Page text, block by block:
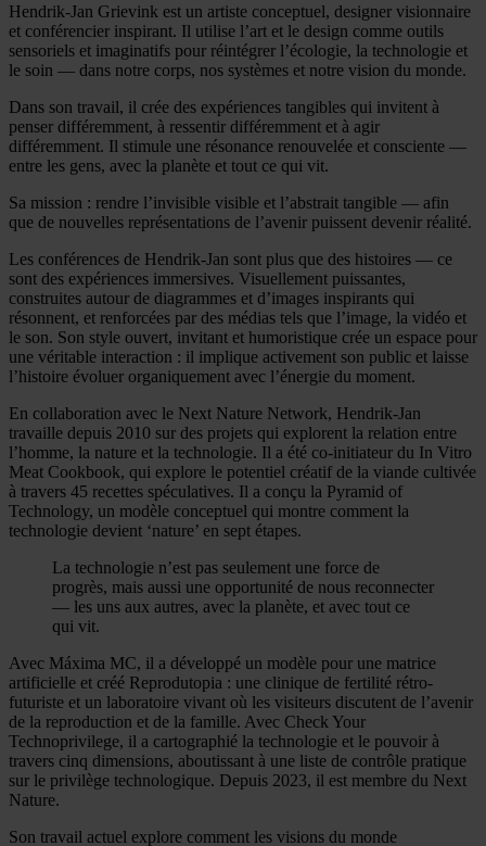
Hendrik-Jan Grievink est un artiste conceptuel, designer visionnaire
et conférencier inspirant. Il utilise l’art et le design comme outils
sensoriels et imaginatifs pour réintégrer l’écologie, la technologie et
le soin — dans notre corps, nos systèmes et notre vision du monde.
Dans son travail, il crée des expériences tangibles qui invitent à
penser différemment, à ressentir différemment et à agir
différemment. Il stimule une résonance renouvelée et consciente —
entre les gens, avec la planète et tout ce qui vit.
Sa mission : rendre l’invisible visible et l’abstrait tangible — afin
que de nouvelles représentations de l’avenir puissent devenir réalité.
Les conférences de Hendrik-Jan sont plus que des histoires — ce
sont des expériences immersives. Visuellement puissantes,
construites autour de diagrammes et d’images inspirants qui
résonnent, et renforcées par des médias tels que l’image, la vidéo et
le son. Son style ouvert, invitant et humoristique crée un espace pour
une véritable interaction : il implique activement son public et laisse
l’histoire évoluer organiquement avec l’énergie du moment.
En collaboration avec le Next Nature Network, Hendrik-Jan
travaille depuis 2010 sur des projets qui explorent la relation entre
l’homme, la nature et la technologie. Il a été co-initiateur du In Vitro
Meat Cookbook, qui explore le potentiel créatif de la viande cultivée
à travers 45 recettes spéculatives. Il a conçu la Pyramid of
Technology, un modèle conceptuel qui montre comment la
technologie devient ‘nature’ en sept étapes.
La technologie n’est pas seulement une force de
progrès, mais aussi une opportunité de nous reconnecter
— les uns aux autres, avec la planète, et avec tout ce
qui vit.
Avec Máxima MC, il a développé un modèle pour une matrice
artificielle et créé Reprodutopia : une clinique de fertilité rétro-
futuriste et un laboratoire vivant où les visiteurs discutent de l’avenir
de la reproduction et de la famille. Avec Check Your
Technoprivilege, il a cartographié la technologie et le pouvoir à
travers cinq dimensions, aboutissant à une liste de contrôle pratique
sur le privilège technologique. Depuis 2023, il est membre du Next
Nature.
Son travail actuel explore comment les visions du monde